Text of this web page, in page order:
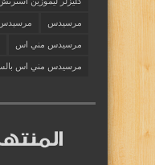
مرسيدس مرسيدس
مرسيدس مني اس
مرسيدس مني اس